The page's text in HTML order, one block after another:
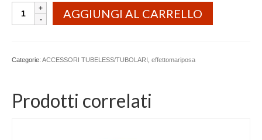
Caffèlatex
remover
AGGIUNGI AL CARRELLO
Categorie: ACCESSORI TUBELESS/TUBOLARI effettomariposa
Prodotti correlati